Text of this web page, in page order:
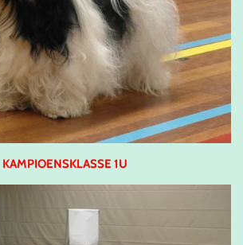
KAMPIOENSKLASSE 1U